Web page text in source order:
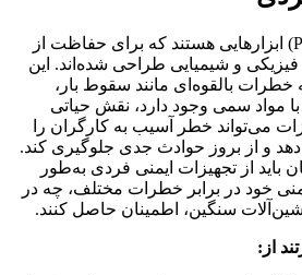
تجهیزات ایمنی فردی (PPE) ابزارهایی هستند که برای حفاظت از
و شیمیایی طراحی شده‌اند. این
بالقوه‌ای مانند سقوط بار،
مواد سمی وجود دارد، نقش حیاتی
می‌تواند خطر آسیب به کارگران را
و از بروز حوادث جدی جلوگیری کند.
باید از تجهیزات ایمنی فردی به‌طور
خود در برابر خطرات مختلف، چه در
سنگین، اطمینان حاصل کنند.
از: